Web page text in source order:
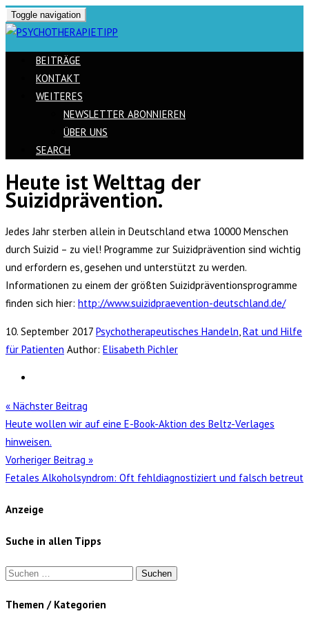
Toggle navigation
BEITRÄGE
KONTAKT
WEITERES
NEWSLETTER ABONNIEREN
ÜBER UNS
SEARCH
Skip
to
Heute ist Welttag der
Suizidprävention.
Jedes Jahr sterben allein in Deutschland etwa 10000 Menschen
durch Suizid – zu viel! Programme zur Suizidprävention sind wichtig
und erfordern es, gesehen und unterstützt zu werden.
Informationen zu einem der größten Suizidpräventionsprogramme
finden sich hier: http://www.suizidpraevention-deutschland.de/
10. September 2017 Psychotherapeutisches Handeln,Rat und Hilfe
für Patienten Author: Elisabeth Pichler
« Nächster Beitrag
Heute wollen wir auf eine E-Book-Aktion des Beltz-Verlages
hinweisen.
Vorheriger Beitrag »
Fetales Alkoholsyndrom: Oft fehldiagnostiziert und falsch betreut
Anzeige
Suche in allen Tipps
Suchen
Themen / Kategorien